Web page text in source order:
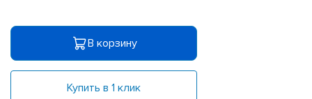
В корзину
Купить в 1 клик